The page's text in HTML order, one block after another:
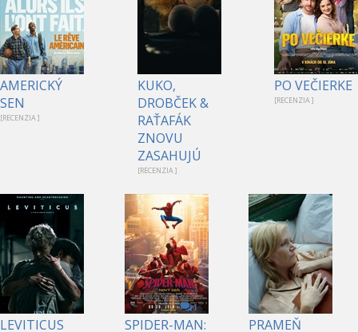
AMERICKÝ
SEN
[RECENZIA ]
KUKO,
DROBČEK &
RAŤAFÁK
ZNOVU
ZASAHUJÚ
[RECENZIA ]
PO VEČIERKE
[RECENZIA ]
LEVITICUS
1
SPIDER-MAN:
PRAMEŇ